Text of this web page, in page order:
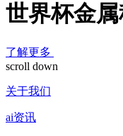
世界杯金
了解更多
scroll down
关于我们
ai资讯